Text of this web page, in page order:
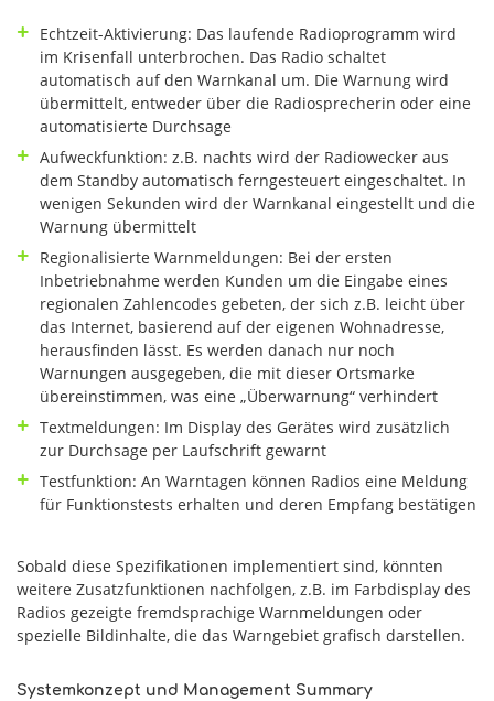
Echtzeit-Aktivierung: Das laufende Radioprogramm wird
im Krisenfall unterbrochen. Das Radio schaltet
automatisch auf den Warnkanal um. Die Warnung wird
übermittelt, entweder über die Radiosprecherin oder eine
automatisierte Durchsage
Aufweckfunktion: z.B. nachts wird der Radiowecker aus
dem Standby automatisch ferngesteuert eingeschaltet. In
wenigen Sekunden wird der Warnkanal eingestellt und die
Warnung übermittelt
Regionalisierte Warnmeldungen: Bei der ersten
Inbetriebnahme werden Kunden um die Eingabe eines
regionalen Zahlencodes gebeten, der sich z.B. leicht über
das Internet, basierend auf der eigenen Wohnadresse,
herausfinden lässt. Es werden danach nur noch
Warnungen ausgegeben, die mit dieser Ortsmarke
übereinstimmen, was eine „Überwarnung“ verhindert
Textmeldungen: Im Display des Gerätes wird zusätzlich
zur Durchsage per Laufschrift gewarnt
Testfunktion: An Warntagen können Radios eine Meldung
für Funktionstests erhalten und deren Empfang bestätigen
Sobald diese Spezifikationen implementiert sind, könnten
weitere Zusatzfunktionen nachfolgen, z.B. im Farbdisplay des
Radios gezeigte fremdsprachige Warnmeldungen oder
spezielle Bildinhalte, die das Warngebiet grafisch darstellen.
Systemkonzept und Management Summary